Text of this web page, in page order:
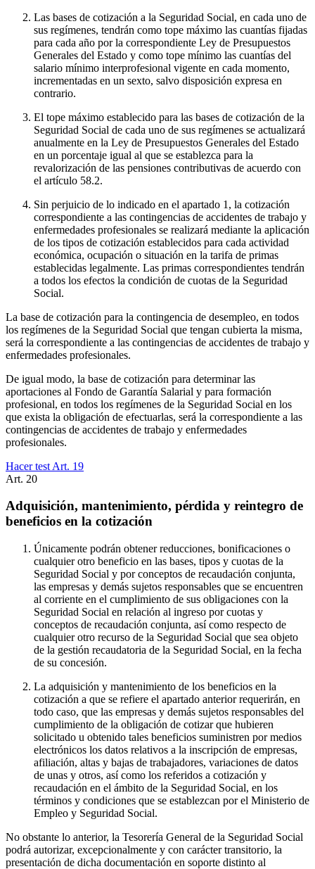
Las bases de cotización a la Seguridad Social, en cada uno de
sus regímenes, tendrán como tope máximo las cuantías fijadas
para cada año por la correspondiente Ley de Presupuestos
Generales del Estado y como tope mínimo las cuantías del
salario mínimo interprofesional vigente en cada momento,
incrementadas en un sexto, salvo disposición expresa en
contrario.
El tope máximo establecido para las bases de cotización de la
Seguridad Social de cada uno de sus regímenes se actualizará
anualmente en la Ley de Presupuestos Generales del Estado
en un porcentaje igual al que se establezca para la
revalorización de las pensiones contributivas de acuerdo con
el artículo 58.2.
Sin perjuicio de lo indicado en el apartado 1, la cotización
correspondiente a las contingencias de accidentes de trabajo y
enfermedades profesionales se realizará mediante la aplicación
de los tipos de cotización establecidos para cada actividad
económica, ocupación o situación en la tarifa de primas
establecidas legalmente. Las primas correspondientes tendrán
a todos los efectos la condición de cuotas de la Seguridad
Social.
La base de cotización para la contingencia de desempleo, en todos
los regímenes de la Seguridad Social que tengan cubierta la misma,
será la correspondiente a las contingencias de accidentes de trabajo y
enfermedades profesionales.
De igual modo, la base de cotización para determinar las
aportaciones al Fondo de Garantía Salarial y para formación
profesional, en todos los regímenes de la Seguridad Social en los
que exista la obligación de efectuarlas, será la correspondiente a las
contingencias de accidentes de trabajo y enfermedades
profesionales.
Hacer test Art. 19
Art. 20
Adquisición, mantenimiento, pérdida y reintegro de
beneficios en la cotización
Únicamente podrán obtener reducciones, bonificaciones o
cualquier otro beneficio en las bases, tipos y cuotas de la
Seguridad Social y por conceptos de recaudación conjunta,
las empresas y demás sujetos responsables que se encuentren
al corriente en el cumplimiento de sus obligaciones con la
Seguridad Social en relación al ingreso por cuotas y
conceptos de recaudación conjunta, así como respecto de
cualquier otro recurso de la Seguridad Social que sea objeto
de la gestión recaudatoria de la Seguridad Social, en la fecha
de su concesión.
La adquisición y mantenimiento de los beneficios en la
cotización a que se refiere el apartado anterior requerirán, en
todo caso, que las empresas y demás sujetos responsables del
cumplimiento de la obligación de cotizar que hubieren
solicitado u obtenido tales beneficios suministren por medios
electrónicos los datos relativos a la inscripción de empresas,
afiliación, altas y bajas de trabajadores, variaciones de datos
de unas y otros, así como los referidos a cotización y
recaudación en el ámbito de la Seguridad Social, en los
términos y condiciones que se establezcan por el Ministerio de
Empleo y Seguridad Social.
No obstante lo anterior, la Tesorería General de la Seguridad Social
podrá autorizar, excepcionalmente y con carácter transitorio, la
presentación de dicha documentación en soporte distinto al